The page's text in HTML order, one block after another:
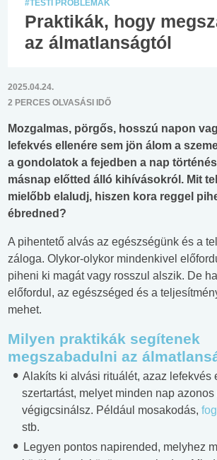
#TESTI PROBLÉMÁK
Praktikák, hogy
az álmatlanságtól
2025.04.24.
2 PERCES OLVASÁSI IDŐ
Mozgalmas, pörgős, hosszú napon
lefekvés ellenére sem jön álom a
a gondolatok a fejedben a nap
másnap előtted álló kihívásokról. Mit
mielőbb elaludj, hiszen kora reggel
ébredned?
A pihentető alvás az egészségünk és a
záloga. Olykor-olykor mindenkivel
piheni ki magát vagy rosszul alszik. De
előfordul, az egészséged és a
mehet.
Milyen praktikák segítenek
megszabadulni az
Alakíts ki alvási rituálét, azaz lefekvés
szertartást, melyet minden nap azonos
végigcsinálsz. Például mosakodás,
stb.
Legyen pontos napirended, melyhez